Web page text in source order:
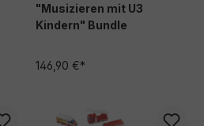
"Musizieren mit U3
Kindern" Bundle
146,90 €*